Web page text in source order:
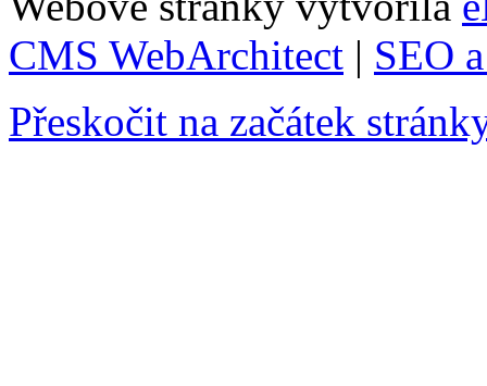
CMS WebArchitect | SEO
Přeskočit na začátek